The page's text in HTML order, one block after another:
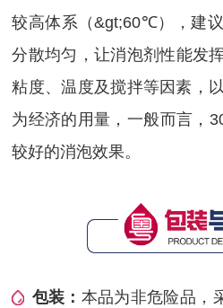
较高体系（&gt;60℃），建
分散均匀，让消泡剂性能发
粘度、温度及搅拌等因素，
为经济的用量，一般而言，
较好的消泡效果。
包装： 本品为非危险品，